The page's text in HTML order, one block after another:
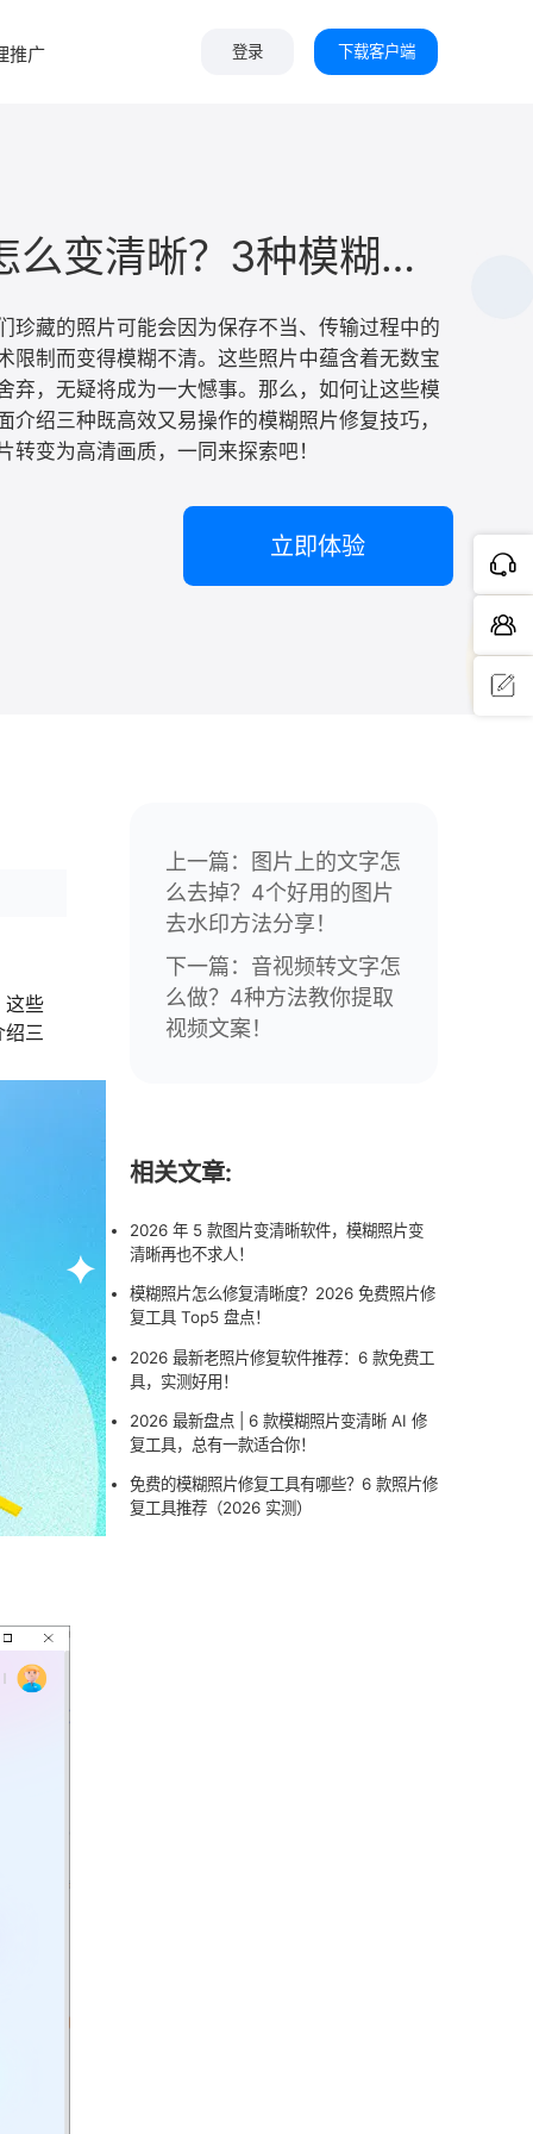
推广 登录 下载客户端
图片模糊怎么变清晰？3种模糊照片修复方法简单高效！
珍藏的照片可能会因为保存不当、传输过程中的
限制而变得模糊不清。这些照片中蕴含着无数宝
弃，无疑将成为一大憾事。那么，如何让这些模
介绍三种既高效又易操作的模糊照片修复技巧，
转变为高清画质，一同来探索吧！
立即体验
这些
绍三
上一篇：
图片上的文字怎
么去掉？4个好用的图片
去水印方法分享！
下一篇： 音视频转文字怎
么做？4种方法教你提取
视频文案！
相关文章:
2026 年 5 款图片变清晰软件，模糊照片变
清晰再也不求人！
模糊照片怎么修复清晰度？2026 免费照片修
复工具 Top5 盘点！
2026 最新老照片修复软件推荐：6 款免费工
具，实测好用！
2026 最新盘点 | 6 款模糊照片变清晰 AI 修
复工具，总有一款适合你！
免费的模糊照片修复工具有哪些？6 款照片修
复工具推荐（2026 实测）